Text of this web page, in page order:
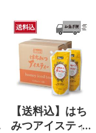
【送料込】はち
みつアイスティ